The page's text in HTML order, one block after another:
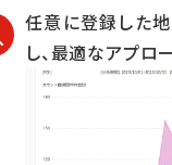
任意に登録した
し、最適なアプロ